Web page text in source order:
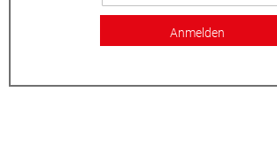
Anmelden